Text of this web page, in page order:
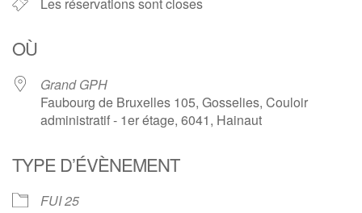
OÙ
Grand GPH
Faubourg de Bruxelles 105, Gosselies, Couloir
administratif - 1er étage, 6041, Hainaut
TYPE D’ÉVÈNEMENT
FUI 25